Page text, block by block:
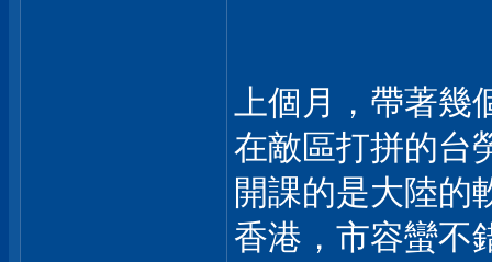
上個月，帶著
在敵區打拼的台
開課的是大陸的
香港，市容蠻不